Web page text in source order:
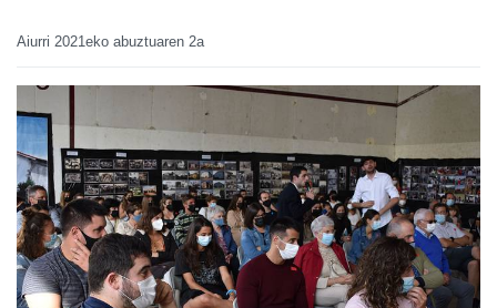
Aiurri 2021eko abuztuaren 2a